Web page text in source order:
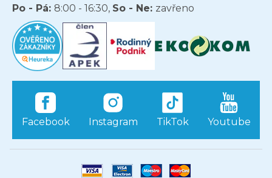
Po - Pá: 8:00 - 16:30, So - Ne: zavřeno
Facebook Instagram TikTok Youtube